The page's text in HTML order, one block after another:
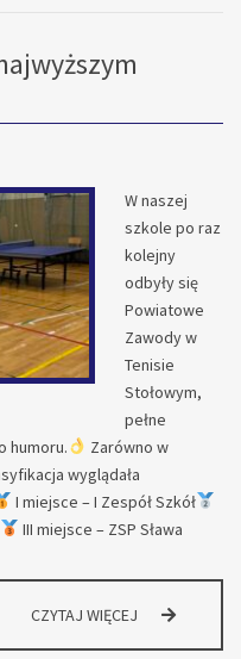
ZESPOLE
WSCHOWIE
W naszej
szkole po raz
kolejny
odbyły się
Powiatowe
Zawody w
Tenisie
Stołowym,
pełne
humoru.
Zarówno w
wyglądała
I miejsce – I Zespół Szkół
III miejsce – ZSP Sława
CZYTAJ WIĘCEJ POWIATOWE